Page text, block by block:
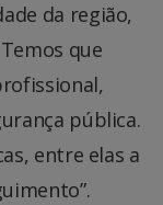
da região,
que
pública.
entre elas a